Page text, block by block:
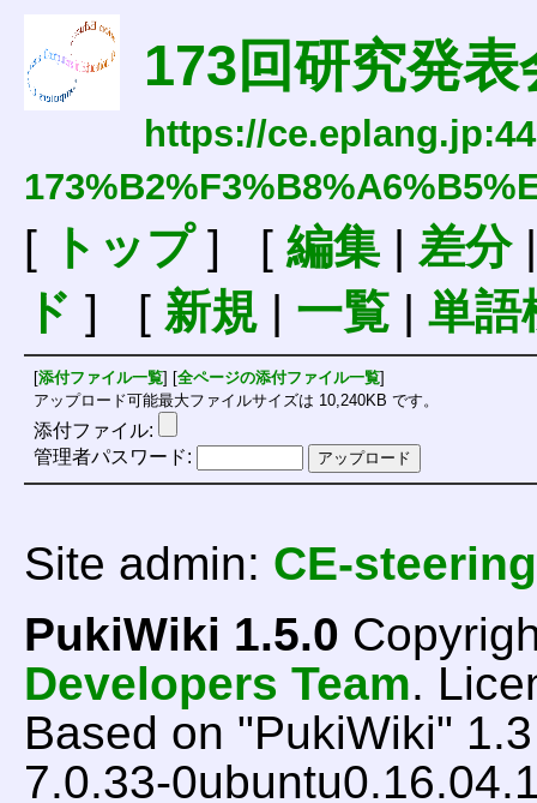
173回研究発表
https://
[ トップ] [ 編集| 差分
ド ] [ 新規| 一覧| 単語
[添付ファイル一覧] [全ページの添付ファイル一覧]
アップロード可能最大ファイルサイズは 10,240KB です。
添付ファイル:
管理者パスワード:
Site admin: CE-steering
PukiWiki 1.5.0
Developers Team.
Based on "PukiWiki"
7.0.33-